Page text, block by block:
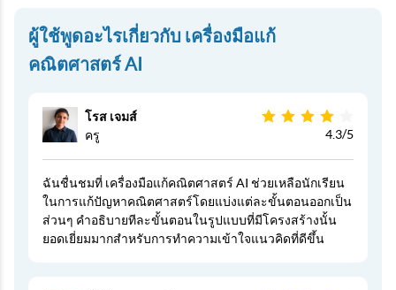
ผู้ใช้พูดอะไรเกี่ยวกับ เครื่องมือแก้
คณิตศาสตร์ AI
โรส เจมส์
ครู
4.3/5
ฉันชื่นชมที่ เครื่องมือแก้คณิตศาสตร์ AI ช่วยเหลือนักเรียน
ในการแก้ปัญหาคณิตศาสตร์โดยแบ่งแต่ละขั้นตอนออกเป็น
ส่วนๆ คำอธิบายทีละขั้นตอนในรูปแบบที่มีโครงสร้างนั้น
ยอดเยี่ยมมากสำหรับการทำความเข้าใจแนวคิดที่ดีขึ้น